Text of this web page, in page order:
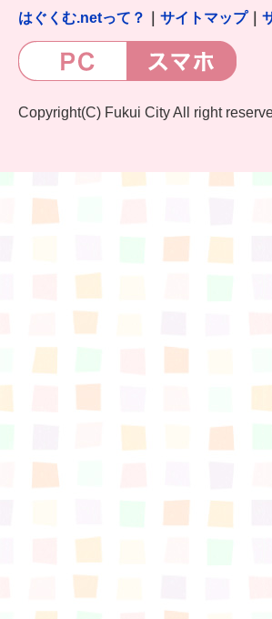
はぐくむ.netって？ サイトマップ｜
Copyright(C) Fukui City All right